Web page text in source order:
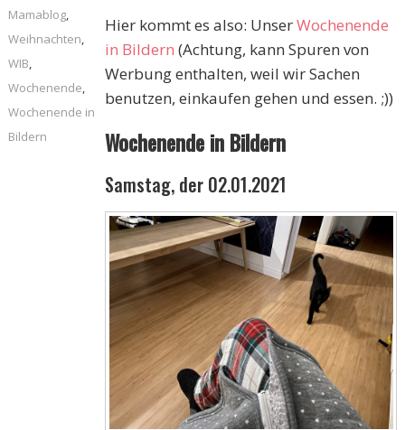
Hier kommt es also: UnserWochenende
in Bildern (Achtung, kann Spuren von
Werbung enthalten, weil wir Sachen
benutzen, einkaufen gehen und essen. ;))
Wochenende in Bildern
Samstag, der 02.01.2021
Mamablog,
Weihnachten,
WIB,
Wochenende,
Wochenende in
Bildern